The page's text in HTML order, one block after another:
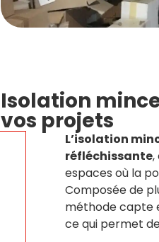
Isolation
vos projets
L’isolation
réfléchissante,
espaces où la
Composée de
méthode capte
ce qui permet